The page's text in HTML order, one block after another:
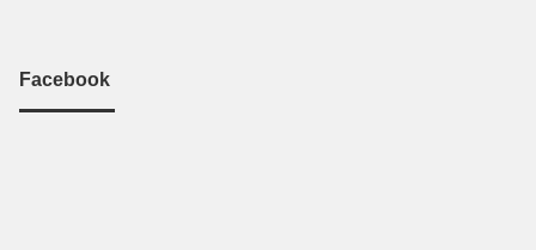
Facebook